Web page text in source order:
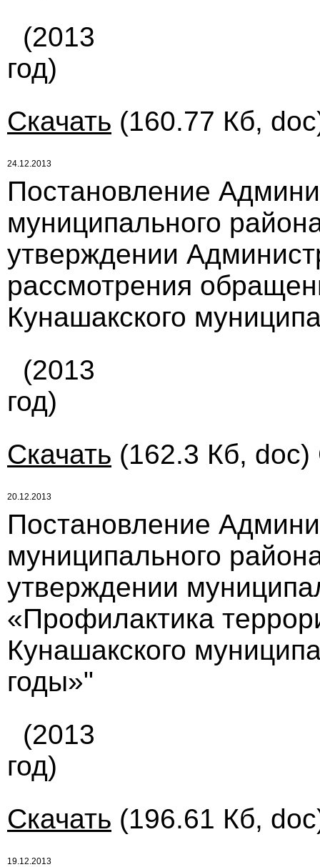
(2013
год)
Скачать (160.77 Кб,
24.12.2013
Постановление
муниципального
утверждении
рассмотрения
Кунашакского
(2013
год)
Скачать (162.3 Кб, doc)
20.12.2013
Постановление
муниципального
утверждении
«Профилактика
Кунашакского
годы»"
(2013
год)
Скачать (196.61 Кб,
19.12.2013